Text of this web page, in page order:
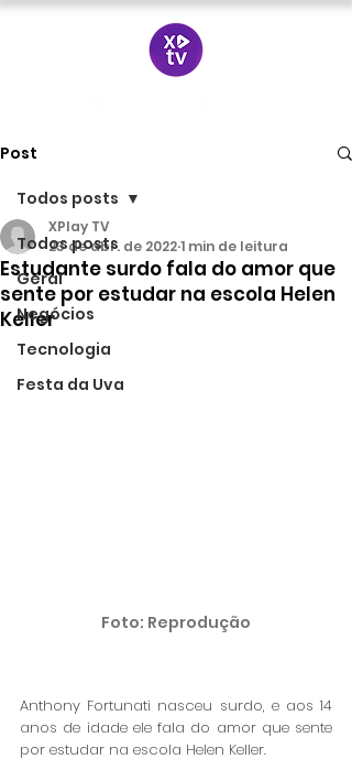
Post
Todos posts
Geral
Negócios
Tecnologia
Festa da Uva
Todos posts
Estudante surdo fala do amor que
sente por estudar na escola Helen
Keller
XPlay TV
23 de abr. de 20221 min de leitura
Foto: Reprodução
Anthony Fortunati nasceu surdo, e aos 14
anos de idade ele fala do amor que sente
por estudar na escola Helen Keller.